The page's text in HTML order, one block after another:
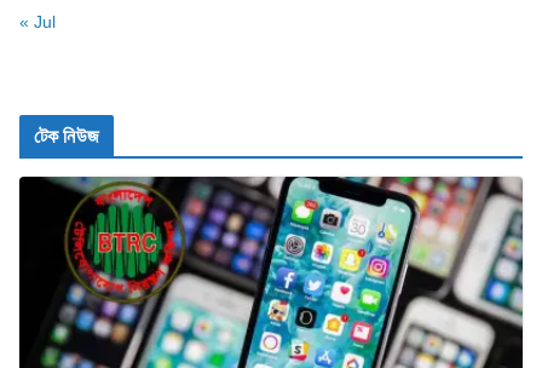
« Jul
টেক নিউজ